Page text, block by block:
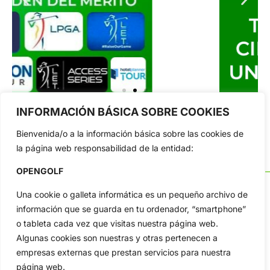
INFORMACIÓN BÁSICA SOBRE COOKIES
Bienvenida/o a la información básica sobre las cookies de
la página web responsabilidad de la entidad:
OPENGOLF
Una cookie o galleta informática es un pequeño archivo de
información que se guarda en tu ordenador, “smartphone”
o tableta cada vez que visitas nuestra página web.
Algunas cookies son nuestras y otras pertenecen a
empresas externas que prestan servicios para nuestra
página web.
OpenGolf ofrece toda la actualidad, información del golf
profesional y amateur, resultados en directo, vídeos, noticias,
Jon Rahm, LIV Golf, PGA Tour, Ryder Cup, DP World Tour, LPGA
Tour...